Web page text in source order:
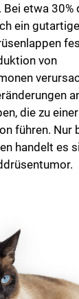
etwa
ein
von
die zu
führen. Nur
handelt es